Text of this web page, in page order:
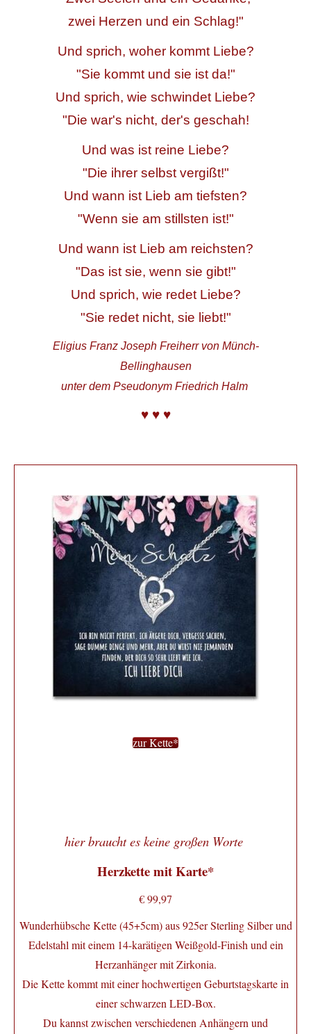
zwei Herzen und ein Schlag!"
Und sprich, woher kommt Liebe?
"Sie kommt und sie ist da!"
Und sprich, wie schwindet Liebe?
"Die war's nicht, der's geschah!
Und was ist reine Liebe?
"Die ihrer selbst vergißt!"
Und wann ist Lieb am tiefsten?
"Wenn sie am stillsten ist!"
Und wann ist Lieb am reichsten?
"Das ist sie, wenn sie gibt!"
Und sprich, wie redet Liebe?
"Sie redet nicht, sie liebt!"
Eligius Franz Joseph Freiherr von Münch-
Bellinghausen
unter dem Pseudonym Friedrich Halm
♥ ♥ ♥
zur Kette*
hier braucht es keine großen Worte
Herzkette mit Karte*
€ 99,97
Wunderhübsche Kette (45+5cm) aus 925er Sterling Silber und
Edelstahl mit einem 14-karätigen Weißgold-Finish und ein
Herzanhänger mitZirkonia.
Die Kette kommt mit einer hochwertigen Geburtstagskarte in
einer schwarzen LED-Box.
Du kannst zwischen verschiedenen Anhängern und